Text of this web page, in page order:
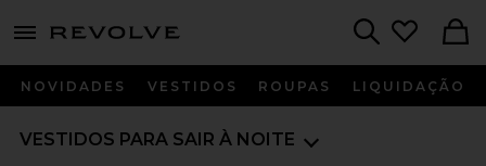
menu - shows more content
NOVIDADES VESTIDOS ROUPAS LIQUIDAÇÃO
VESTIDOS PARA SAIR À NOITE